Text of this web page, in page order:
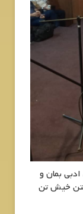
بمان و
خیش تن